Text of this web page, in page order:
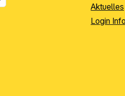
Aktuelles
Login